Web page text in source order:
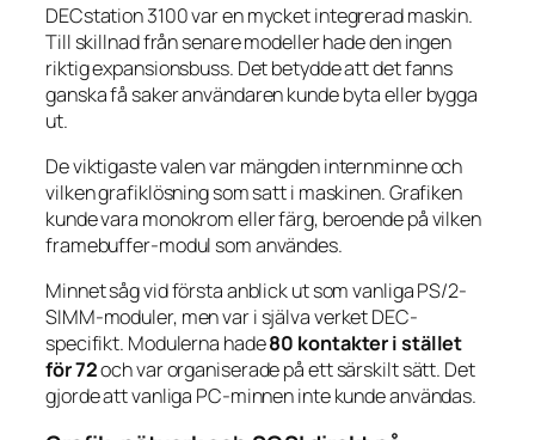
DECstation 3100 var en mycket integrerad maskin.
Till skillnad från senare modeller hade den ingen
riktig expansionsbuss. Det betydde att det fanns
ganska få saker användaren kunde byta eller bygga
ut.
De viktigaste valen var mängden internminne och
vilken grafiklösning som satt i maskinen. Grafiken
kunde vara monokrom eller färg, beroende på vilken
framebuffer-modul som användes.
Minnet såg vid första anblick ut som vanliga PS/2-
SIMM-moduler, men var i själva verket DEC-
specifikt. Modulerna hade80 kontakter i stället
för 72och var organiserade på ett särskilt sätt. Det
gjorde att vanliga PC-minnen inte kunde användas.